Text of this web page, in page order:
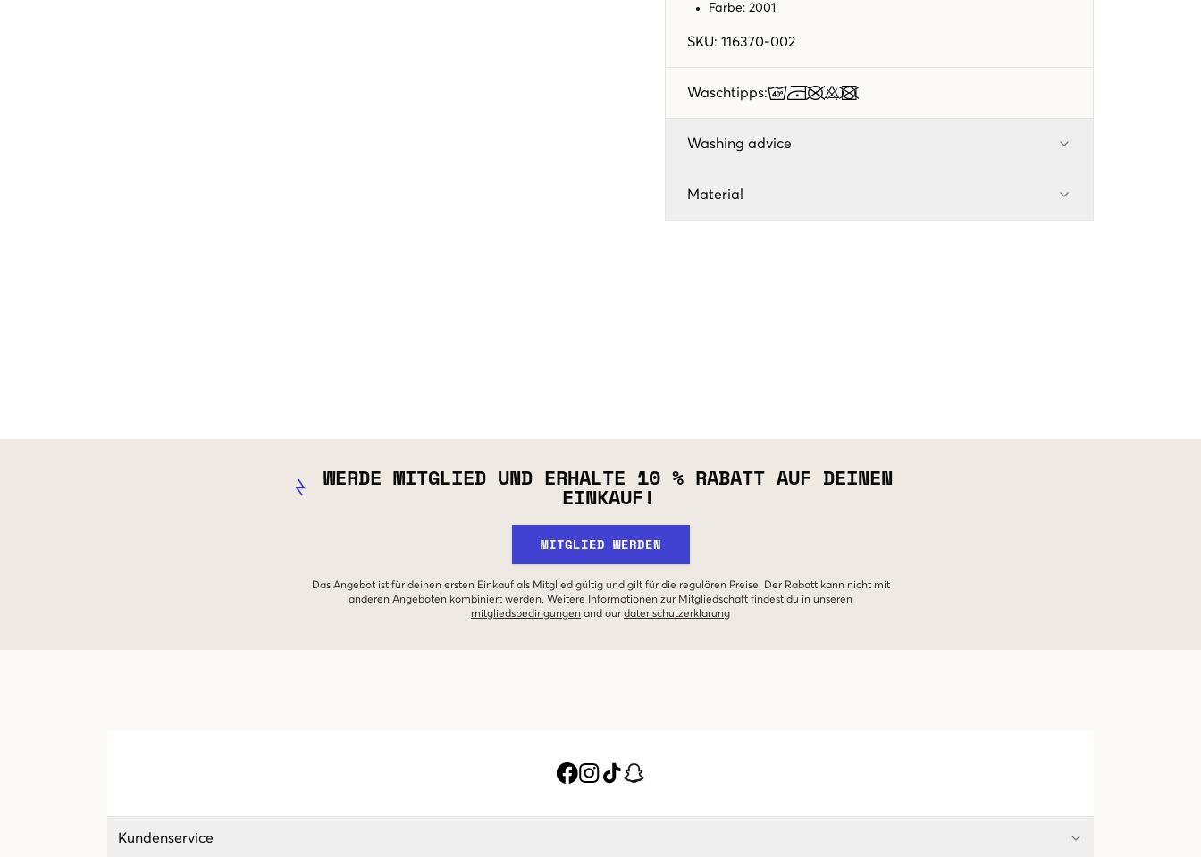
Farbe: 2001
SKU: 116370-002
Waschtipps:
Washing advice
Material
WERDE MITGLIED UND ERHALTE 10 % RABATT AUF DEINEN
EINKAUF!
MITGLIED WERDEN
Das Angebot ist für deinen ersten Einkauf als Mitglied gültig und gilt für die regulären Preise. Der Rabatt kann nicht mit
anderen Angeboten kombiniert werden. Weitere Informationen zur Mitgliedschaft findest du in unseren
mitgliedsbedingungen and our datenschutzerklarung
Kundenservice